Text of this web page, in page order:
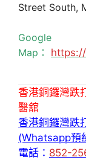
Street South,
Google
Map：
香港銅鑼灣跌
醫舘
香港銅鑼灣跌
(Whatsapp預
電話： 852-